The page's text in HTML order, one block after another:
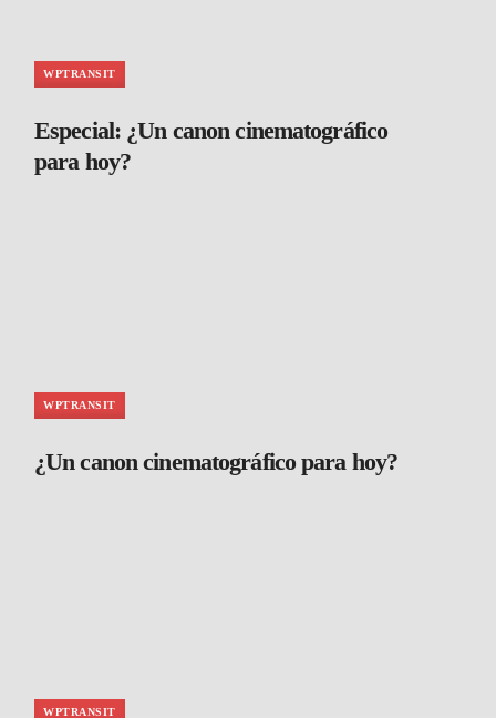
WPTRANSIT
Especial: ¿Un canon cinematográfico
para hoy?
WPTRANSIT
¿Un canon cinematográfico para hoy?
WPTRANSIT